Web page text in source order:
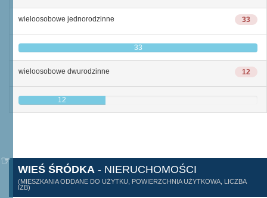
33
wieloosobowe jednorodzinne
33
12
wieloosobowe dwurodzinne
12
WIEŚ ŚRÓDKA - NIERUCHOMOŚCI
(MIESZKANIA ODDANE DO UŻYTKU, POWIERZCHNIA UŻYTKOWA, LICZBA
IZB)